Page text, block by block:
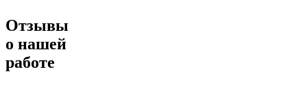
Отзывы
о нашей
работе